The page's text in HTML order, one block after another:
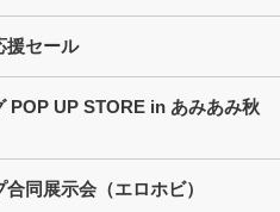
援セール
POP UP STORE in あみあみ秋
同展示会（エロホビ）